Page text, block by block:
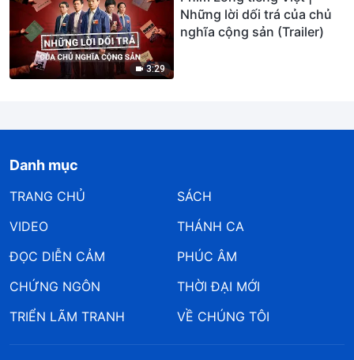
3:29
Những lời dối trá của chủ
nghĩa cộng sản (Trailer)
Danh mục
TRANG CHỦ
SÁCH
VIDEO
THÁNH CA
ĐỌC DIỄN CẢM
PHÚC ÂM
CHỨNG NGÔN
THỜI ĐẠI MỚI
TRIỂN LÃM TRANH
VỀ CHÚNG TÔI